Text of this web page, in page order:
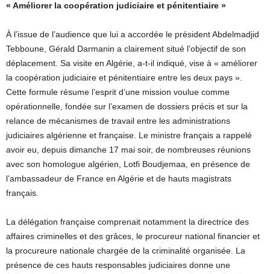
« Améliorer la coopération judiciaire et pénitentiaire »
À l’issue de l’audience que lui a accordée le président Abdelmadjid
Tebboune, Gérald Darmanin a clairement situé l’objectif de son
déplacement. Sa visite en Algérie, a-t-il indiqué, vise à « améliorer
la coopération judiciaire et pénitentiaire entre les deux pays ».
Cette formule résume l’esprit d’une mission voulue comme
opérationnelle, fondée sur l’examen de dossiers précis et sur la
relance de mécanismes de travail entre les administrations
judiciaires algérienne et française. Le ministre français a rappelé
avoir eu, depuis dimanche 17 mai soir, de nombreuses réunions
avec son homologue algérien, Lotfi Boudjemaa, en présence de
l’ambassadeur de France en Algérie et de hauts magistrats
français.
La délégation française comprenait notamment la directrice des
affaires criminelles et des grâces, le procureur national financier et
la procureure nationale chargée de la criminalité organisée. La
présence de ces hauts responsables judiciaires donne une